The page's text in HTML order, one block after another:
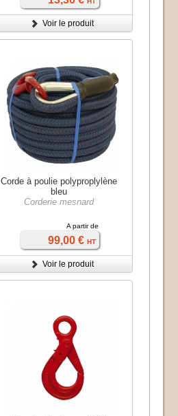
Voir le produit
Corde à poulie polyproplylène
bleu
Corderie mesnard
A partir de
99,00 € HT
Voir le produit